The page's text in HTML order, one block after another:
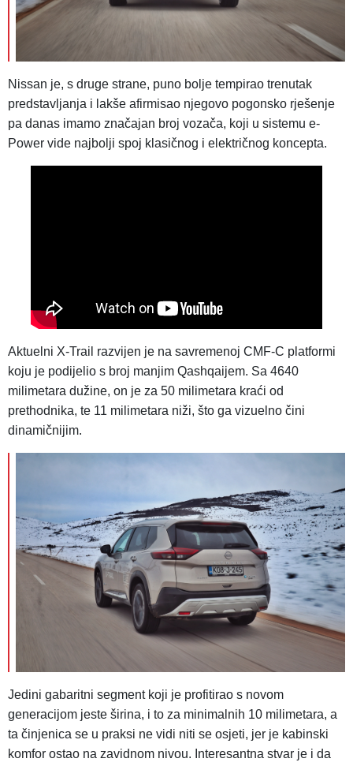
Nissan je, s druge strane, puno bolje tempirao trenutak
predstavljanja i lakše afirmisao njegovo pogonsko rješenje
pa danas imamo značajan broj vozača, koji u sistemu e-
Power vide najbolji spoj klasičnog i električnog koncepta.
Aktuelni X-Trail razvijen je na savremenoj CMF-C platformi
koju je podijelio s broj manjim Qashqaijem. Sa 4640
milimetara dužine, on je za 50 milimetara kraći od
prethodnika, te 11 milimetara niži, što ga vizuelno čini
dinamičnijim.
Jedini gabaritni segment koji je profitirao s novom
generacijom jeste širina, i to za minimalnih 10 milimetara, a
ta činjenica se u praksi ne vidi niti se osjeti, jer je kabinski
komfor ostao na zavidnom nivou. Interesantna stvar je i da